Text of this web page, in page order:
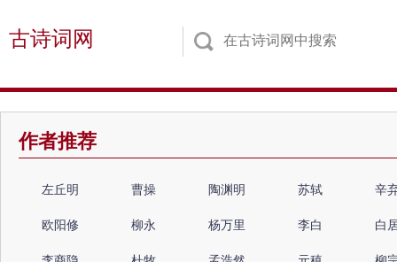
古诗词网
作者推荐
左丘明 曹操 陶渊明 苏轼 辛
欧阳修 柳永 杨万里 李白 白